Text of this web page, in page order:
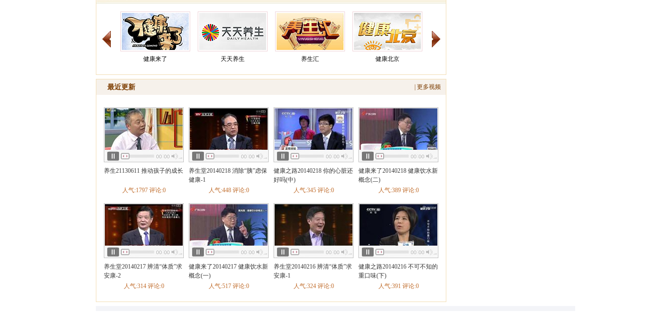
健康来了 天天养生 养生汇 健康北京
健康之路 健康之路 养生
最近更新 | 更多视频
养生21130611 推动孩子的成长
人气:1797 评论:0
养生堂20140218 消除“胰”虑保
健康-1
人气:448 评论:0
健康之路20140218 你的心脏还
好吗(中)
人气:345 评论:0
健康来了20140218 健康饮水新
概念(二)
人气:389 评论:0
养生堂20140217 辨清“体质”求
安康-2
人气:314 评论:0
健康来了20140217 健康饮水新
概念(一)
人气:517 评论:0
养生堂20140216 辨清“体质”求
安康-1
人气:324 评论:0
健康之路20140216 不可不知的
重口味(下)
人气:391 评论:0